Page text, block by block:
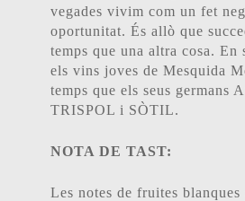
vegades vivim com un fet
oportunitat. És allò que
temps que una altra cosa. En
els vins joves de Mesquida
temps que els seus germans
TRISPOL i SÒTIL.
NOTA DE TAST:
Les notes de fruites